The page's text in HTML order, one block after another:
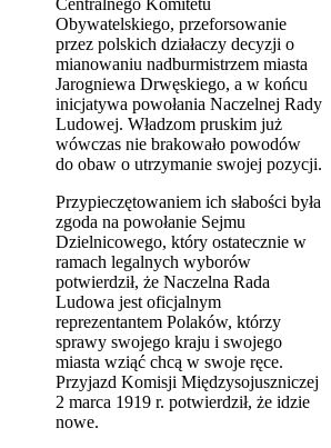
Centralnego Komitetu
Obywatelskiego, przeforsowanie
przez polskich działaczy decyzji o
mianowaniu nadburmistrzem miasta
Jarogniewa Drwęskiego, a w końcu
inicjatywa powołania Naczelnej Rady
Ludowej. Władzom pruskim już
wówczas nie brakowało powodów
do obaw o utrzymanie swojej pozycji.
Przypieczętowaniem ich słabości była
zgoda na powołanie Sejmu
Dzielnicowego, który ostatecznie w
ramach legalnych wyborów
potwierdził, że Naczelna Rada
Ludowa jest oficjalnym
reprezentantem Polaków, którzy
sprawy swojego kraju i swojego
miasta wziąć chcą w swoje ręce.
Przyjazd Komisji Międzysojuszniczej
2 marca 1919 r. potwierdził, że idzie
nowe.